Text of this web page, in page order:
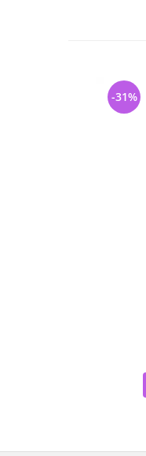
-31%